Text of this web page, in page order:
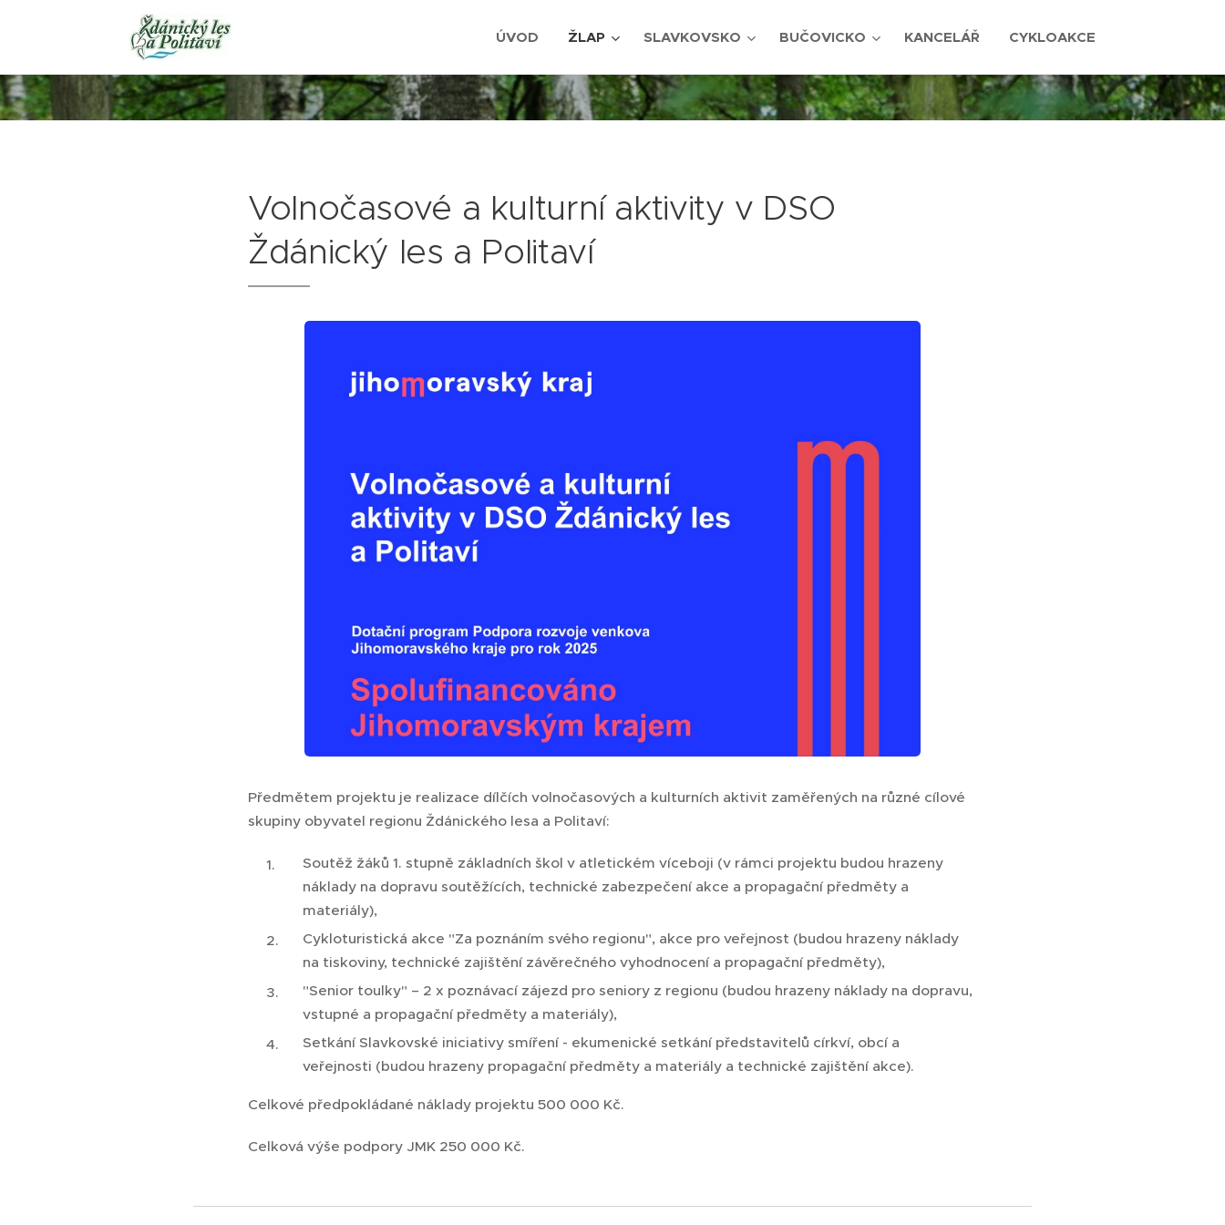
ÚVOD ŽLAP SLAVKOVSKO BUČOVICKO KANCELÁŘ CYKLOAKCE
Volnočasové a kulturní aktivity v DSO
Ždánický les a Politaví
Předmětem projektu je realizace dílčích volnočasových a kulturních aktivit zaměřených na různé cílové
skupiny obyvatel regionu Ždánického lesa a Politaví:
Soutěž žáků 1. stupně základních škol v atletickém víceboji (v rámci projektu budou hrazeny
náklady na dopravu soutěžících, technické zabezpečení akce a propagační předměty a
materiály),
Cykloturistická akce "Za poznáním svého regionu", akce pro veřejnost (budou hrazeny náklady
na tiskoviny, technické zajištění závěrečného vyhodnocení a propagační předměty),
"Senior toulky" – 2 x poznávací zájezd pro seniory z regionu (budou hrazeny náklady na dopravu,
vstupné a propagační předměty a materiály),
Setkání Slavkovské iniciativy smíření - ekumenické setkání představitelů církví, obcí a
veřejnosti (budou hrazeny propagační předměty a materiály a technické zajištění akce).
Celkové předpokládané náklady projektu 500 000 Kč.
Celková výše podpory JMK 250 000 Kč.